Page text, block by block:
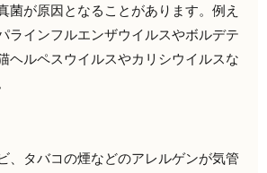
菌が原因となることがあります。例え
ラインフルエンザウイルスやボルデテ
ヘルペスウイルスやカリシウイルスな
、タバコの煙などのアレルゲンが気管